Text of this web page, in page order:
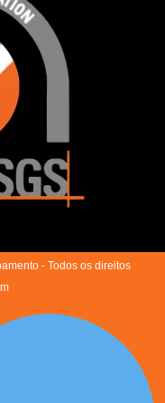
- Todos os direitos